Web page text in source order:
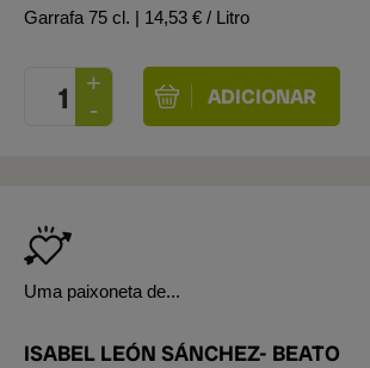
Garrafa 75 cl. | 14,53 € / Litro
Uma paixoneta de...
ISABEL LEÓN SÁNCHEZ- BEATO